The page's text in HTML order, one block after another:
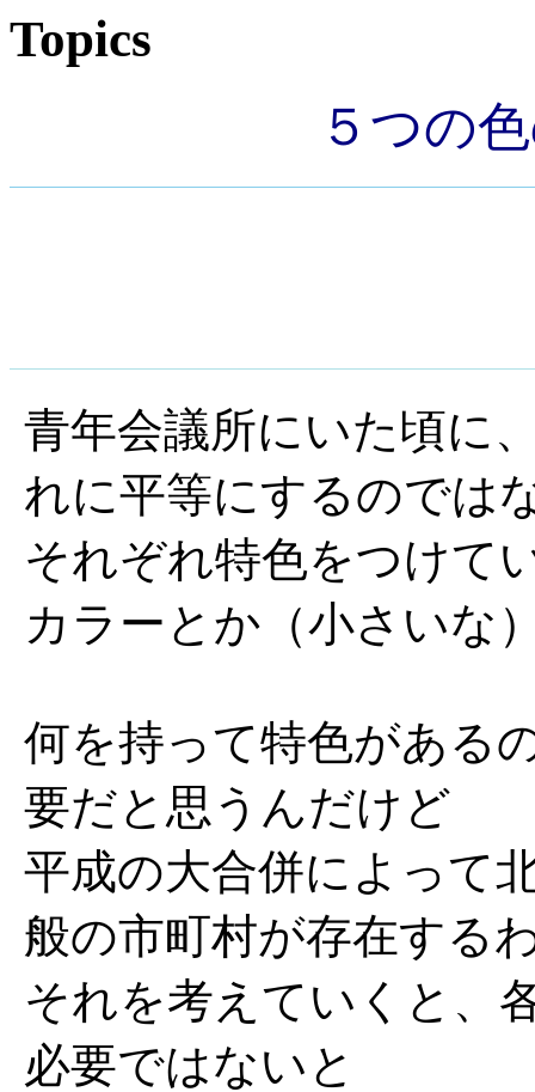
Topics
５つの
青年会議所にいた頃に
れに平等にするのでは
それぞれ特色をつけて
カラーとか（小さいな
何を持って特色がある
要だと思うんだけど
平成の大合併によって
般の市町村が存在する
それを考えていくと、
必要ではないと